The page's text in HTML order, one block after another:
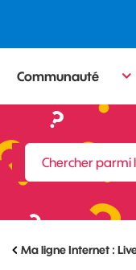
Communauté
Ma ligne Internet :